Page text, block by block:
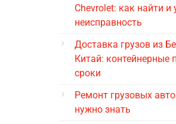
Chevrolet: как найти и
неисправность
Доставка грузов из
Китай: контейнерные
сроки
Ремонт грузовых
нужно знать